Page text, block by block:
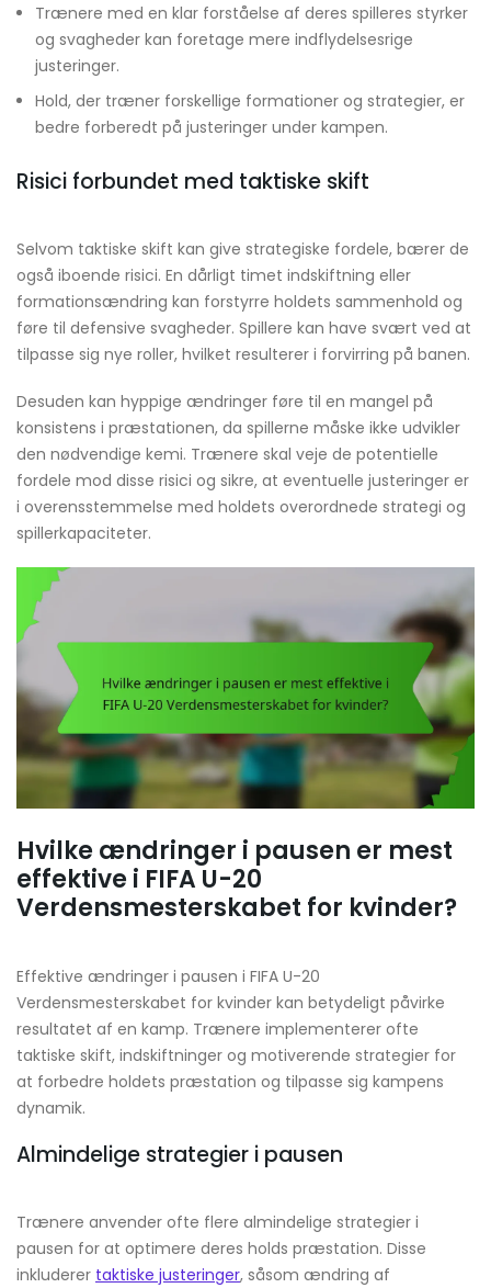
Trænere med en klar forståelse af deres spilleres styrker
og svagheder kan foretage mere indflydelsesrige
justeringer.
Hold, der træner forskellige formationer og strategier, er
bedre forberedt på justeringer under kampen.
Risici forbundet med taktiske skift
Selvom taktiske skift kan give strategiske fordele, bærer de
også iboende risici. En dårligt timet indskiftning eller
formationsændring kan forstyrre holdets sammenhold og
føre til defensive svagheder. Spillere kan have svært ved at
tilpasse sig nye roller, hvilket resulterer i forvirring på banen.
Desuden kan hyppige ændringer føre til en mangel på
konsistens i præstationen, da spillerne måske ikke udvikler
den nødvendige kemi. Trænere skal veje de potentielle
fordele mod disse risici og sikre, at eventuelle justeringer er
i overensstemmelse med holdets overordnede strategi og
spillerkapaciteter.
Hvilke ændringer i pausen er mest
effektive i FIFA U-20
Verdensmesterskabet for kvinder?
Effektive ændringer i pausen i FIFA U-20
Verdensmesterskabet for kvinder kan betydeligt påvirke
resultatet af en kamp. Trænere implementerer ofte
taktiske skift, indskiftninger og motiverende strategier for
at forbedre holdets præstation og tilpasse sig kampens
dynamik.
Almindelige strategier i pausen
Trænere anvender ofte flere almindelige strategier i
pausen for at optimere deres holds præstation. Disse
inkluderer taktiske justeringer, såsom ændring af